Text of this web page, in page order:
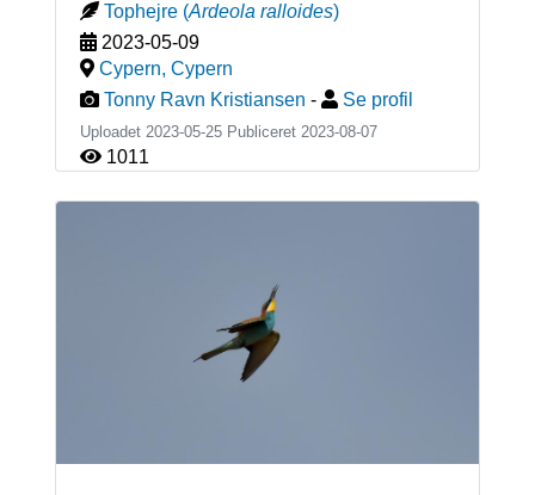
Tophejre (Ardeola ralloides)
2023-05-09
Cypern, Cypern
Tonny Ravn Kristiansen - Se profil
Uploadet 2023-05-25 Publiceret 2023-08-07
1011